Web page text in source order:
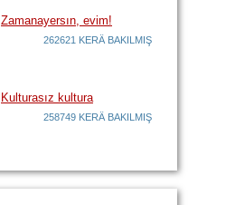
Zamanayersın, evim!
262621 KERÄ BAKILMIŞ
Kulturasız kultura
258749 KERÄ BAKILMIŞ